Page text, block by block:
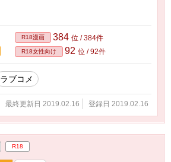
R18漫画 384 位 / 384件
R18女性向け 92 位 / 92件
ラブコメ
最終更新日 2019.02.16 登録日 2019.02.16
R18